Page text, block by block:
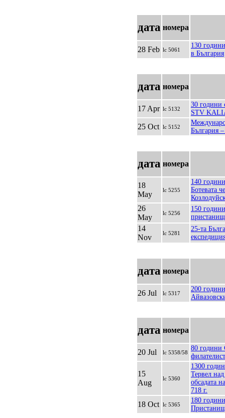
дата номера
28 Feb lc 5061
130
в България
дата номера
17 Apr lc 5132
30 години
STV
25 Oct lc 5152
България
дата номера
18
May
lc 5255
140
Ботевата
26
May
lc 5256
150
14
Nov
lc 5281
25-та
дата номера
26 Jul lc 5317
200
дата номера
20 Jul lc 5358/58
80 години
15
Aug
lc 5360
1300
Тервел
обсадата
718 г.
18 Oct lc 5365
180